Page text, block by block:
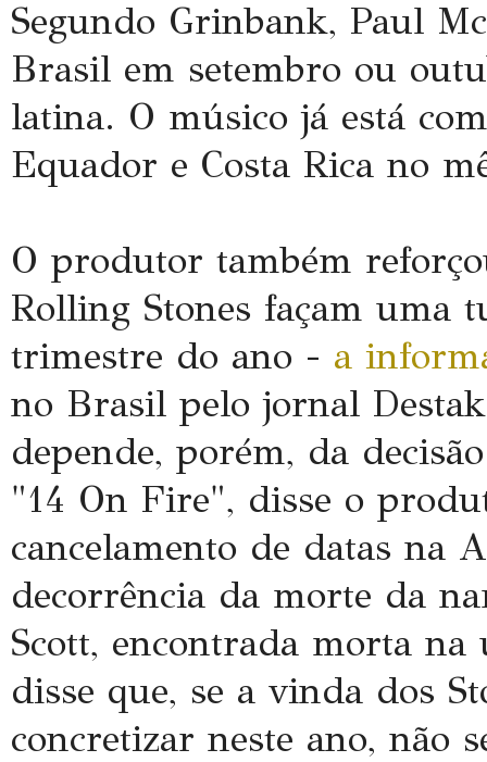
Segundo Grinbank, Paul
Brasil em setembro ou
latina. O músico já está
Equador e Costa Rica no
O produtor também
Rolling Stones façam uma
trimestre do ano - a
no Brasil pelo jornal
depende, porém, da
"14 On Fire", disse o
cancelamento de datas na
decorrência da morte da
Scott, encontrada morta
disse que, se a vinda dos
concretizar neste ano, não